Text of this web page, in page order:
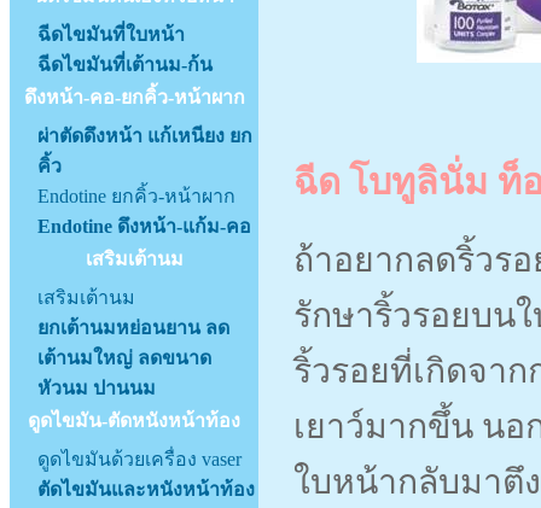
ฉีดไขมันที่ใบหน้า
ฉีดไขมันที่เต้านม-ก้น
ดึงหน้า-คอ-ยกคิ้ว-หน้าผาก
ผ่าตัดดึงหน้า แก้เหนียง ยก
คิ้ว
Endotine ยกคิ้ว-หน้าผาก
Endotine ดึงหน้า-แก้ม-คอ
เสริมเต้านม
เสริมเต้านม
ยกเต้านมหย่อนยาน ลด
เต้านมใหญ่ ลดขนาด
หัวนม ปานนม
ดูดไขมัน-ตัดหนังหน้าท้อง
ดูดไขมันด้วยเครื่อง vaser
ตัดไขมันและหนังหน้าท้อง
ฉีด โบทูลินั่ม ท็
ถ้าอยากลดริ้วร
รักษาริ้วรอยบน
ริ้วรอยที่เกิดจา
เยาว์มากขึ้น นอ
ใบหน้ากลับมาตึ